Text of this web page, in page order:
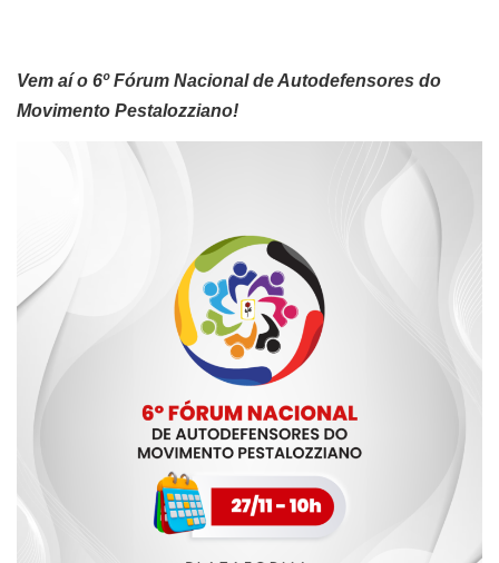
Vem aí o 6º Fórum Nacional de Autodefensores do
Movimento Pestalozziano!